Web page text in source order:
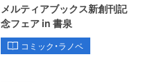
メルティアブックス新創刊記
念フェア in 書泉
コミック・ラノベ